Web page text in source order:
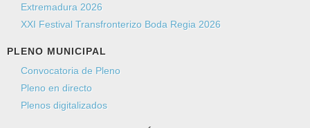
Extremadura 2026
XXI Festival Transfronterizo Boda Regia 2026
PLENO MUNICIPAL
Convocatoria de Pleno
Pleno en directo
Plenos digitalizados